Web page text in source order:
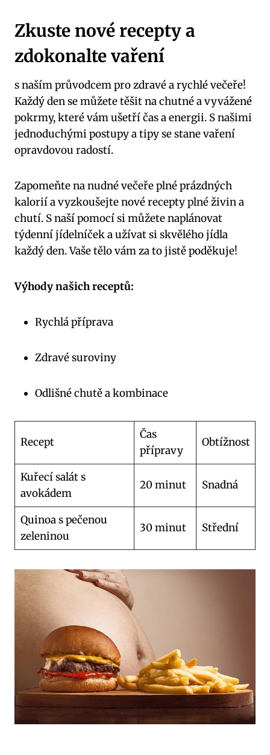
Zkuste nové recepty ⁤a
zdokonalte vaření
s naším průvodcem pro zdravé a rychlé ⁣večeře!
Každý den se můžete těšit na⁢ chutné a vyvážené ​
pokrmy, které vám ušetří čas a energii.⁢ S našimi
jednoduchými postupy a tipy se stane vaření
‌opravdovou radostí.
Zapomeňte‍ na nudné‌ večeře plné prázdných
kalorií a vyzkoušejte nové recepty plné ⁤živin a
chutí. S naší pomocí si můžete naplánovat
týdenní‍ jídelníček a užívat si skvělého jídla
‌každý den. Vaše tělo vám za to jistě poděkuje!
Výhody našich receptů:
Rychlá příprava
Zdravé suroviny
Odlišné chutě‍ a kombinace
Recept
Čas
přípravy
Obtížnost
Kuřecí salát s
avokádem
20 minut Snadná
Quinoa s pečenou
zeleninou
30 minut Střední